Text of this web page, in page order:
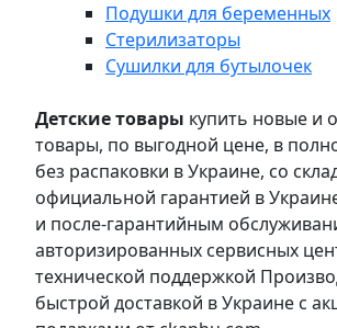
Подушки для беременных
Стерилизаторы
Сушилки для бутылочек
Детские товары купить новые и
товары, по выгодной цене, в
без распаковки в Украине, со
официальной гарантией в
и после-гарантийным
авторизированных сервисных
технической поддержкой
быстрой доставкой в Украине с